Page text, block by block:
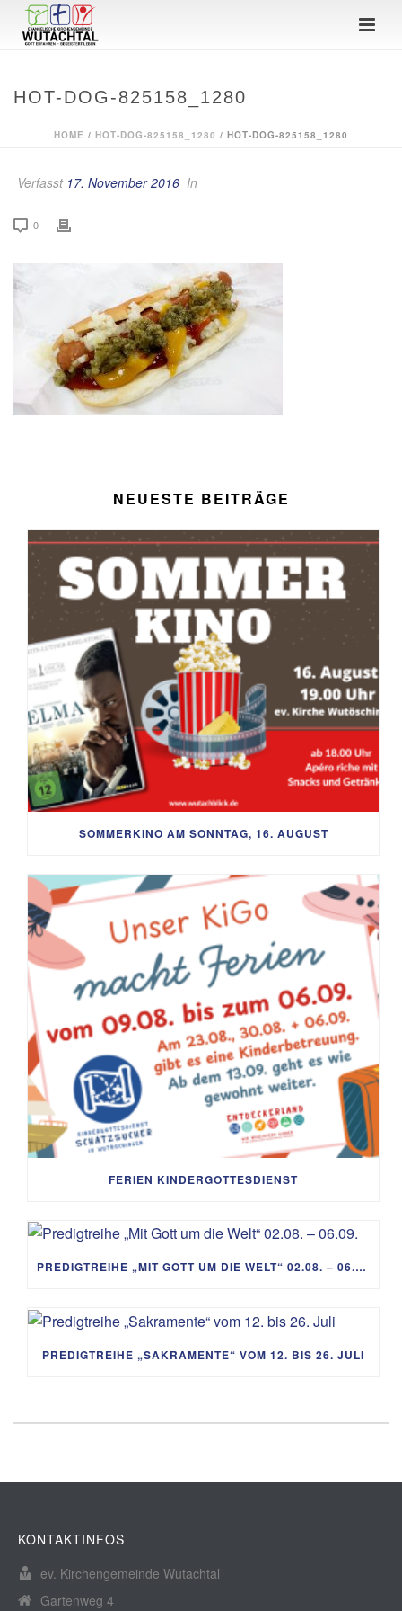
HOT-DOG-825158_1280
HOME / HOT-DOG-825158_1280 / HOT-DOG-825158_1280
Verfasst 17. November 2016 In
0
NEUESTE BEITRÄGE
SOMMERKINO AM SONNTAG, 16. AUGUST
FERIEN KINDERGOTTESDIENST
PREDIGTREIHE „MIT GOTT UM DIE WELT“ 02.08. – 06.09.
PREDIGTREIHE „SAKRAMENTE“ VOM 12. BIS 26. JULI
KONTAKTINFOS
ev. Kirchengemeinde Wutachtal
Gartenweg 4